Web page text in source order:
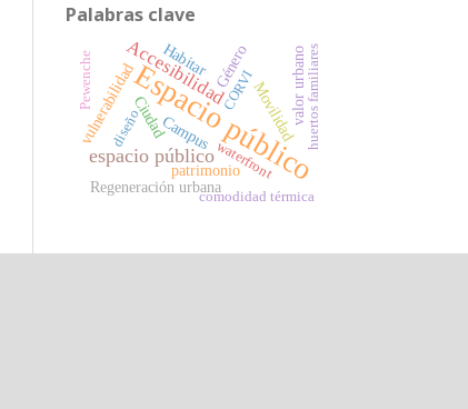
Palabras clave
Espacio público
espacio público
Accesibilidad
Campus Movilidad
Ciudad
patrimonio
Género
Habitar valor urbano
vulnerabilidad
Regeneración urbana
comodidad térmica
CORVI
diseño
waterfront
huertos familiares
Pewenche